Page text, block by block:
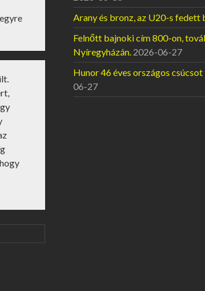
Arany és bronz, az U20-s fedett
Felnőtt bajnoki cím 800-on,
Nyíregyházán. 2026-06-27
Hunor 46 éves országos
06-27